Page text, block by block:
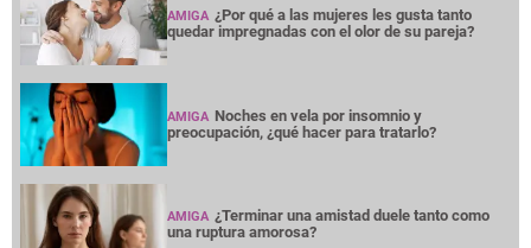
AMIGA ¿Por qué a las mujeres les gusta tanto
quedar impregnadas con el olor de su pareja?
AMIGA Noches en vela por insomnio y
preocupación, ¿qué hacer para tratarlo?
AMIGA ¿Terminar una amistad duele tanto como
una ruptura amorosa?